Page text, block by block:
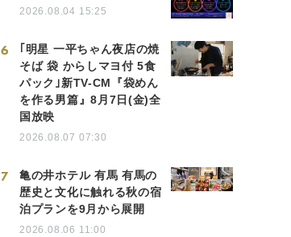
2026.08.04 15:25
6
｢明星 一平ちゃん夜店の焼
そば 袋 からしマヨ付 5食
パック｣新TV-CM『袋めん
を作る男篇』8月7日(金)全
国放映
2026.08.07 07:30
7
亀の井ホテル 有馬 有馬の
歴史と文化に触れる秋の宿
泊プランを9月から展開
2026.08.06 11:00